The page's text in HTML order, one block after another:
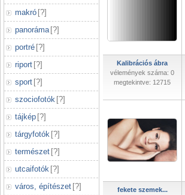
makró [?]
panoráma [?]
portré [?]
riport [?]
sport [?]
szociofotók [?]
tájkép [?]
tárgyfotók [?]
természet [?]
utcaifotók [?]
város, építészet [?]
Kalibrációs ábra
vélemények száma: 0
megtekintve: 12715
fekete szemek...